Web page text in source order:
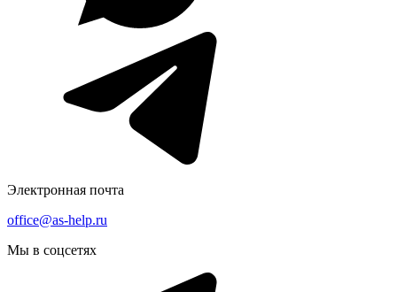
Электронная почта
office@as-help.ru
Мы в соцсетях